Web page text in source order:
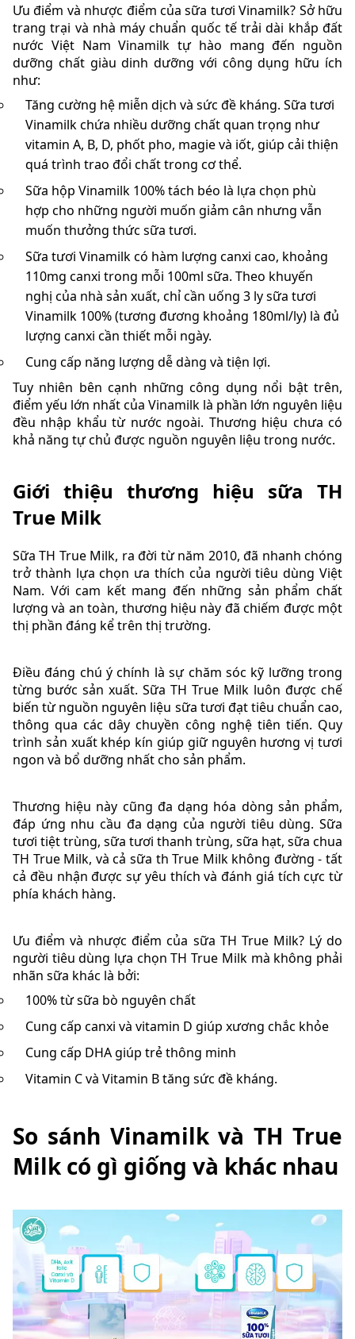
Ưu điểm và nhược điểm của sữa tươi Vinamilk? Sở hữu
trang trại và nhà máy chuẩn quốc tế trải dài khắp đất
nước Việt Nam Vinamilk tự hào mang đến nguồn
dưỡng chất giàu dinh dưỡng với công dụng hữu ích
như:
Tăng cường hệ miễn dịch và sức đề kháng. Sữa tươi
Vinamilk chứa nhiều dưỡng chất quan trọng như
vitamin A, B, D, phốt pho, magie và iốt, giúp cải thiện
quá trình trao đổi chất trong cơ thể.
Sữa hộp Vinamilk 100% tách béo là lựa chọn phù
hợp cho những người muốn giảm cân nhưng vẫn
muốn thưởng thức sữa tươi.
Sữa tươi Vinamilk có hàm lượng canxi cao, khoảng
110mg canxi trong mỗi 100ml sữa. Theo khuyến
nghị của nhà sản xuất, chỉ cần uống 3 ly sữa tươi
Vinamilk 100% (tương đương khoảng 180ml/ly) là đủ
lượng canxi cần thiết mỗi ngày.
Cung cấp năng lượng dễ dàng và tiện lợi.
Tuy nhiên bên cạnh những công dụng nổi bật trên,
điểm yếu lớn nhất của Vinamilk là phần lớn nguyên liệu
đều nhập khẩu từ nước ngoài. Thương hiệu chưa có
khả năng tự chủ được nguồn nguyên liệu trong nước.
Giới thiệu thương hiệu sữa TH
True Milk
Sữa TH True Milk, ra đời từ năm 2010, đã nhanh chóng
trở thành lựa chọn ưa thích của người tiêu dùng Việt
Nam. Với cam kết mang đến những sản phẩm chất
lượng và an toàn, thương hiệu này đã chiếm được một
thị phần đáng kể trên thị trường.
Điều đáng chú ý chính là sự chăm sóc kỹ lưỡng trong
từng bước sản xuất. Sữa TH True Milk luôn được chế
biến từ nguồn nguyên liệu sữa tươi đạt tiêu chuẩn cao,
thông qua các dây chuyền công nghệ tiên tiến. Quy
trình sản xuất khép kín giúp giữ nguyên hương vị tươi
ngon và bổ dưỡng nhất cho sản phẩm.
Thương hiệu này cũng đa dạng hóa dòng sản phẩm,
đáp ứng nhu cầu đa dạng của người tiêu dùng. Sữa
tươi tiệt trùng, sữa tươi thanh trùng, sữa hạt, sữa chua
TH True Milk, và cả sữa th True Milk không đường - tất
cả đều nhận được sự yêu thích và đánh giá tích cực từ
phía khách hàng.
Ưu điểm và nhược điểm của sữa TH True Milk? Lý do
người tiêu dùng lựa chọn TH True Milk mà không phải
nhãn sữa khác là bởi:
100% từ sữa bò nguyên chất
Cung cấp canxi và vitamin D giúp xương chắc khỏe
Cung cấp DHA giúp trẻ thông minh
Vitamin C và Vitamin B tăng sức đề kháng.
So sánh Vinamilk và TH True
Milk có gì giống và khác nhau